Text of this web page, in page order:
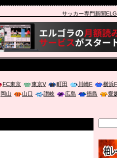
サッカー専門新聞
FC東京 東京V 町田 川崎F 横浜
岡山 山口 讃岐 広島 徳島 愛